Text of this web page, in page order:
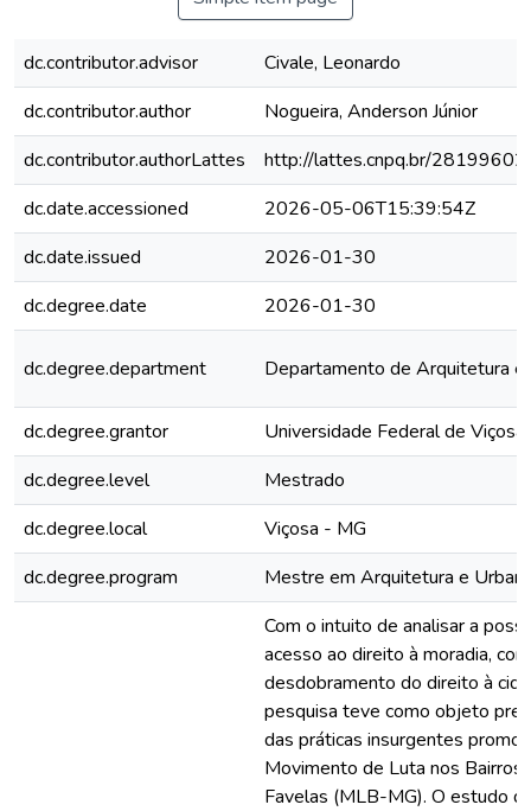
dc.contributor.advisor
Civale, Leonardo
dc.contributor.author
Nogueira, Anderson Júnior
dc.contributor.authorLattes
http://lattes.cnpq.br/
dc.date.accessioned
2026-05-06T15:39:54Z
dc.date.issued
2026-01-30
dc.degree.date
2026-01-30
dc.degree.department Departamento de Arquitetura e
dc.degree.grantor
Universidade Federal de Viçosa
dc.degree.level
Mestrado
dc.degree.local
Viçosa - MG
dc.degree.program
Mestre em Arquitetura e
Com o intuito de analisar a
acesso ao direito à moradia,
desdobramento do direito à
pesquisa teve como objeto
das práticas insurgentes
Movimento de Luta nos
Favelas (MLB-MG). O estudo